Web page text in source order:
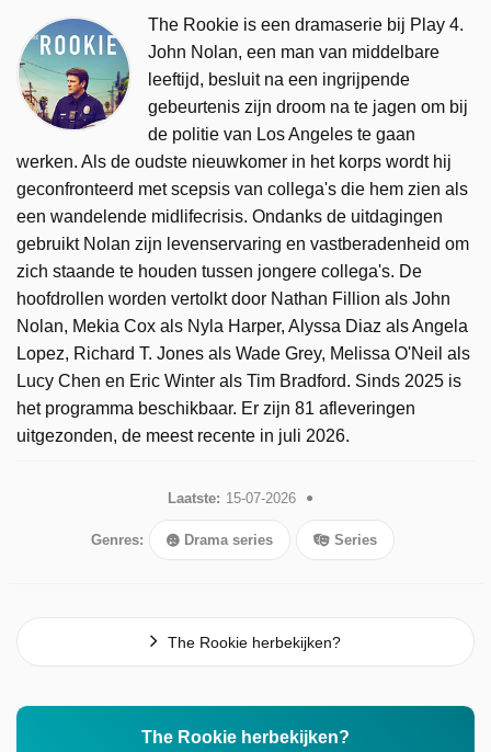
The Rookie is een dramaserie bij Play 4.
John Nolan, een man van middelbare
leeftijd, besluit na een ingrijpende
gebeurtenis zijn droom na te jagen om bij
de politie van Los Angeles te gaan
werken. Als de oudste nieuwkomer in het korps wordt hij
geconfronteerd met scepsis van collega's die hem zien als
een wandelende midlifecrisis. Ondanks de uitdagingen
gebruikt Nolan zijn levenservaring en vastberadenheid om
zich staande te houden tussen jongere collega's. De
hoofdrollen worden vertolkt door Nathan Fillion als John
Nolan, Mekia Cox als Nyla Harper, Alyssa Diaz als Angela
Lopez, Richard T. Jones als Wade Grey, Melissa O'Neil als
Lucy Chen en Eric Winter als Tim Bradford. Sinds 2025 is
het programma beschikbaar. Er zijn 81 afleveringen
uitgezonden, de meest recente in juli 2026.
Laatste: 15-07-2026
Genres: Drama series Series
The Rookie herbekijken?
The Rookie herbekijken?